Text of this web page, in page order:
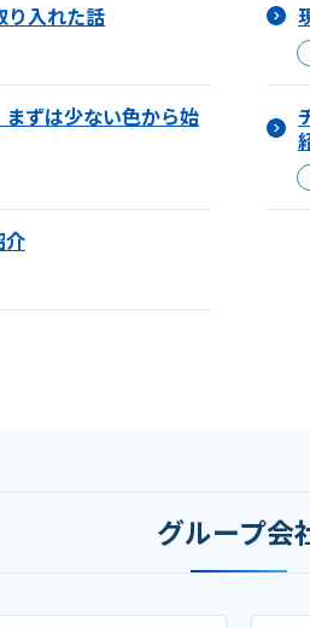
り入れた話
ずは少ない色から始
介
グループ会